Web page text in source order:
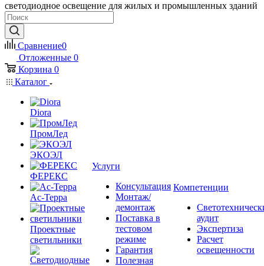
светодиодное освещение для жилых и промышленных зданий
Сравнение0
Отложенные 0
Корзина 0
Каталог
Diora
ПромЛед
ЭКОЭЛ
ФЕРЕКС
Ас-Терра
Проектные
светильники
Услуги
Консультация
Монтаж/
демонтаж
Поставка в
тестовом
режиме
Гарантия
Полезная
Компетенции
аудит
Экспертиза
Расчет
освещенности